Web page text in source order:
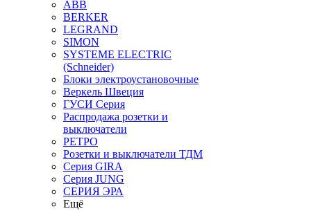
ABB
BERKER
LEGRAND
SIMON
SYSTEME ELECTRIC
(Schneider)
Блоки электроустановочные
Веркель Швеция
ГУСИ Серия
Распродажа розетки и
выключатели
РЕТРО
Розетки и выключатели ТДМ
Серия GIRA
Серия JUNG
СЕРИЯ ЭРА
Ещё